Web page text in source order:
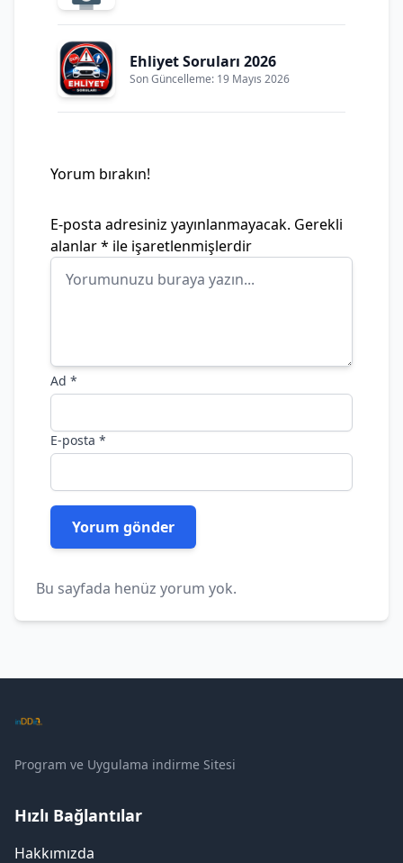
Ehliyet Soruları 2026
Son Güncelleme: 19 Mayıs 2026
Yorum bırakın!
E-posta adresiniz yayınlanmayacak. Gerekli
alanlar* ile işaretlenmişlerdir
Ad *
E-posta *
Bu sayfada henüz yorum yok.
Program ve Uygulama indirme Sitesi
Hızlı Bağlantılar
Hakkımızda